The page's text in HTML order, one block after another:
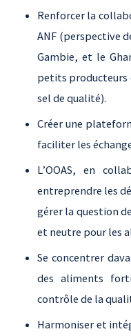
Renforcer la
ANF (perspective
Gambie, et le
petits producteurs
sel de qualité).
Créer une
faciliter les
L’OOAS, en
entreprendre les
gérer la question
et neutre pour les
Se concentrer
des aliments
contrôle de la
Harmoniser et